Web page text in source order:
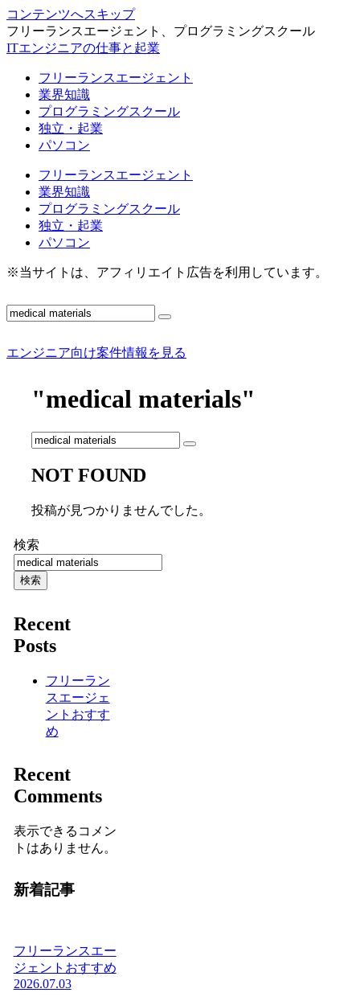
コンテンツへスキップ
フリーランスエージェント、プログラミングスクール
ITエンジニアの仕事と起業
フリーランスエージェント
業界知識
プログラミングスクール
独立・起業
パソコン
フリーランスエージェント
業界知識
プログラミングスクール
独立・起業
パソコン
※当サイトは、アフィリエイト広告を利用しています。
エンジニア向け案件情報を見る
"medical materials"
NOT FOUND
投稿が見つかりませんでした。
検索
検索
Recent
Posts
フリーラン
スエージェ
ントおすす
め
Recent
Comments
表示できるコメン
トはありません。
新着記事
フリーランスエー
ジェントおすすめ
2026.07.03